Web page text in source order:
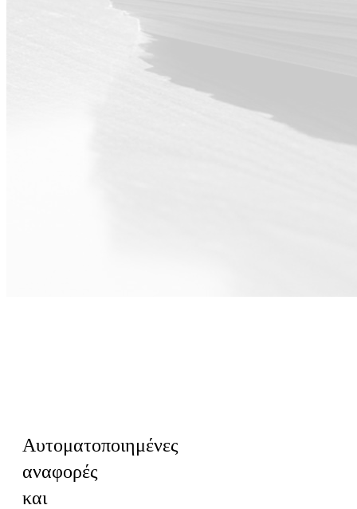
Αυτοματοποιημένες
αναφορές
και